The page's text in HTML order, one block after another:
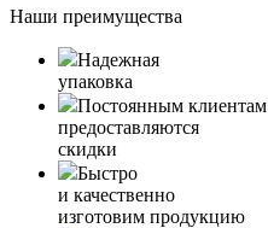
Наши преимущества
Надежная
упаковка
Постоянным клиентам
предоставляются
скидки
Быстро
и качественно
изготовим продукцию